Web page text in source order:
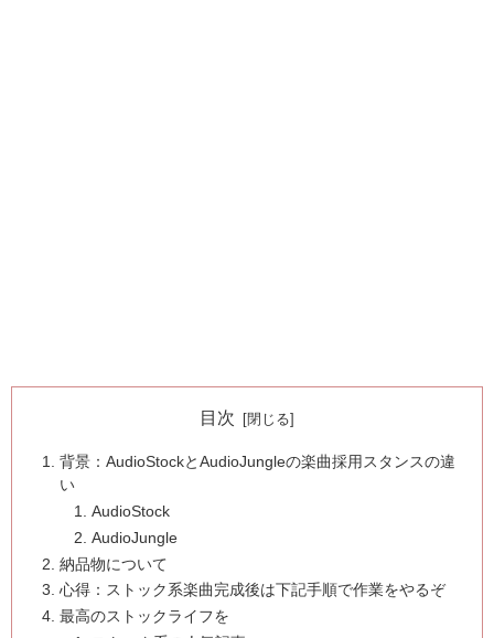
目次
背景：AudioStockとAudioJungleの楽曲採用スタンスの違
い
AudioStock
AudioJungle
納品物について
心得：ストック系楽曲完成後は下記手順で作業をやるぞ
最高のストックライフを